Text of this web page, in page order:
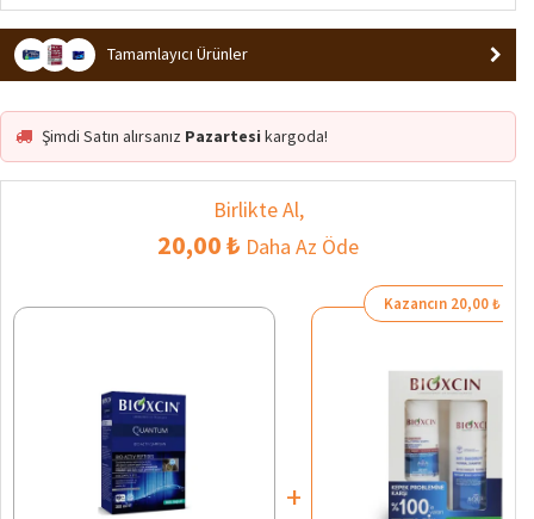
Tamamlayıcı Ürünler
Şimdi Satın alırsanız Pazartesi kargoda!
Birlikte Al,
20,00 ₺ Daha Az Öde
+
Kazancın 20,00 ₺